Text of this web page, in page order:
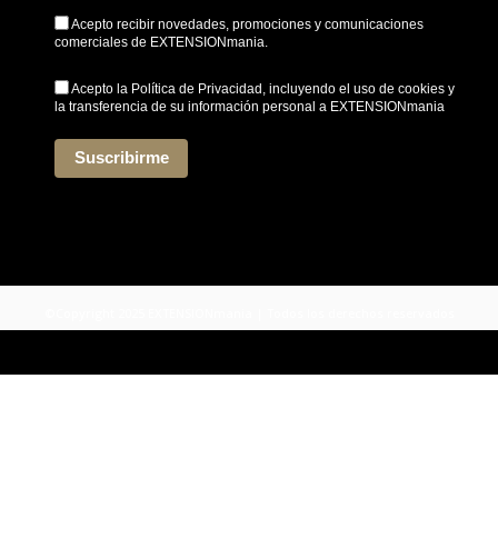
Acepto recibir novedades, promociones y comunicaciones
comerciales de EXTENSIONmania.
Acepto la Política de Privacidad , incluyendo el uso de cookies y
la transferencia de su información personal a EXTENSIONmania
Suscribirme